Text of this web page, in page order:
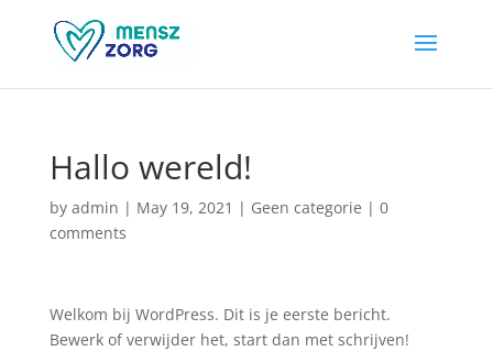
Hallo wereld!
by admin | May 19, 2021 | Geen categorie | 0
comments
Welkom bij WordPress. Dit is je eerste bericht.
Bewerk of verwijder het, start dan met schrijven!